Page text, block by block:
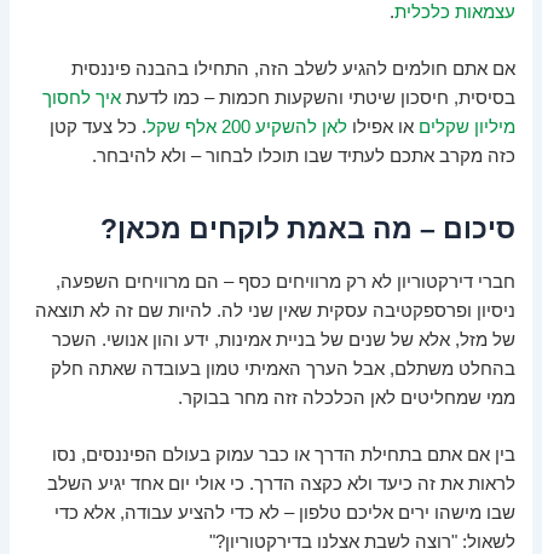
עצמאות כלכלית.
אם אתם חולמים להגיע לשלב הזה, התחילו בהבנה פיננסית
בסיסית, חיסכון שיטתי והשקעות חכמות – כמו לדעתאיך לחסוך
מיליון שקלים או אפילולאן להשקיע 200 אלף שקל
. כל צעד קטן
כזה מקרב אתכם לעתיד שבו תוכלו לבחור – ולא להיבחר.
סיכום – מה באמת לוקחים מכאן?
חברי דירקטוריון לא רק מרוויחים כסף – הם מרוויחים השפעה,
ניסיון ופרספקטיבה עסקית שאין שני לה. להיות שם זה לא תוצאה
של מזל, אלא של שנים של בניית אמינות, ידע והון אנושי. השכר
בהחלט משתלם, אבל הערך האמיתי טמון בעובדה שאתה חלק
ממי שמחליטים לאן הכלכלה זזה מחר בבוקר.
בין אם אתם בתחילת הדרך או כבר עמוק בעולם הפיננסים, נסו
לראות את זה כיעד ולא כקצה הדרך. כי אולי יום אחד יגיע השלב
שבו מישהו ירים אליכם טלפון – לא כדי להציע עבודה, אלא כדי
לשאול: "רוצה לשבת אצלנו בדירקטוריון?"